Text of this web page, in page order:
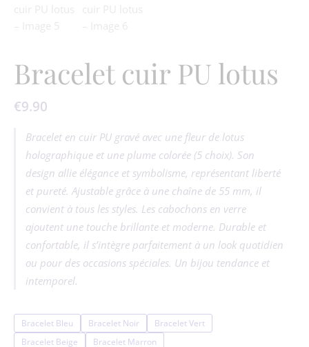
Bracelet cuir PU lotus
€9.90
Bracelet en cuir PU gravé avec une fleur de lotus
holographique et une plume colorée (5 choix). Son
design allie élégance et symbolisme, représentant liberté
et pureté. Ajustable grâce à une chaîne de 55 mm, il
convient à tous les styles. Les cabochons en verre
ajoutent une touche brillante et moderne. Durable et
confortable, il s’intègre parfaitement à un look quotidien
ou pour des occasions spéciales. Un bijou tendance et
intemporel.
Bracelet Bleu Bracelet Noir
Bracelet Vert
Bracelet Beige
Bracelet Marron